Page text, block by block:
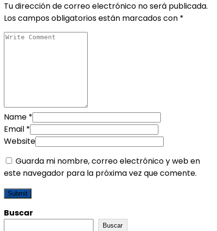
Tu dirección de correo electrónico no será publicada.
Los campos obligatorios están marcados con *
Name *
Email *
Website
Guarda mi nombre, correo electrónico y web en
este navegador para la próxima vez que comente.
Buscar
Buscar